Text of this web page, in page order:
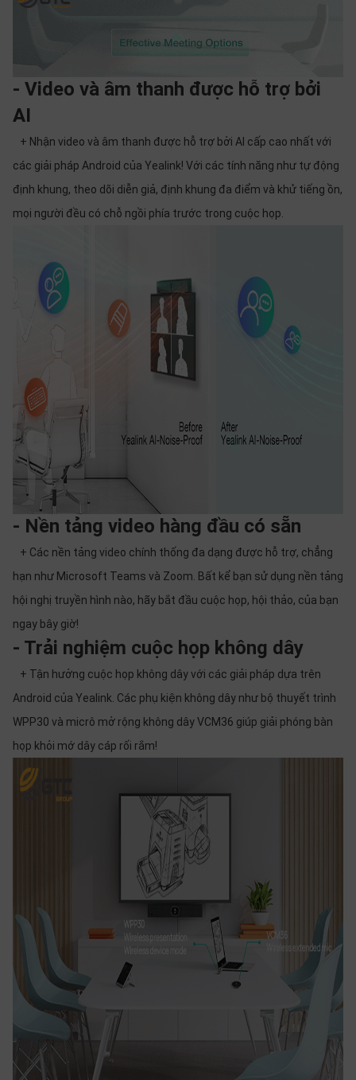
- Video và âm thanh được hỗ trợ bởi
AI
+ Nhận video và âm thanh được hỗ trợ bởi AI cấp cao nhất với
các giải pháp Android của Yealink! Với các tính năng như tự động
định khung, theo dõi diễn giả, định khung đa điểm và khử tiếng ồn,
mọi người đều có chỗ ngồi phía trước trong cuộc họp.
- Nền tảng video hàng đầu có sẵn
+ Các nền tảng video chính thống đa dạng được hỗ trợ, chẳng
hạn như Microsoft Teams và Zoom. Bất kể bạn sử dụng nền tảng
hội nghị truyền hình nào, hãy bắt đầu cuộc họp, hội thảo, của bạn
ngay bây giờ!
- Trải nghiệm cuộc họp không dây
+ Tận hưởng cuộc họp không dây với các giải pháp dựa trên
Android của Yealink. Các phụ kiện không dây như bộ thuyết trình
WPP30 và micrô mở rộng không dây VCM36 giúp giải phóng bàn
họp khỏi mớ dây cáp rối rắm!